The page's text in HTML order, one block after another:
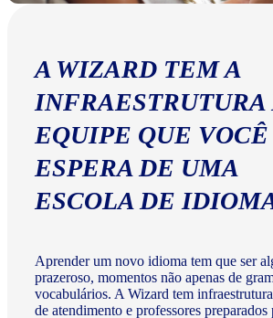
A WIZARD TEM A
INFRAESTRUTURA
EQUIPE QUE VOCÊ
ESPERA DE UMA
ESCOLA DE
Aprender um novo idioma tem que ser
prazeroso, momentos não apenas de
vocabulários. A Wizard tem
de atendimento e professores preparados